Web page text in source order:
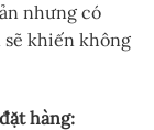
nhưng có
sẽ khiến không
hàng: